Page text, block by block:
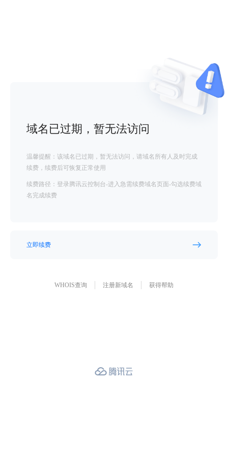
域名已过期，暂无法访问
温馨提醒：该域名已过期，暂无法访问，请域名所有人及时完成
续费，续费后可恢复正常使用
续费路径：登录腾讯云控制台-进入急需续费域名页面-勾选续费域
名完成续费
立即续费
WHOIS查询 注册新域名 获得帮助